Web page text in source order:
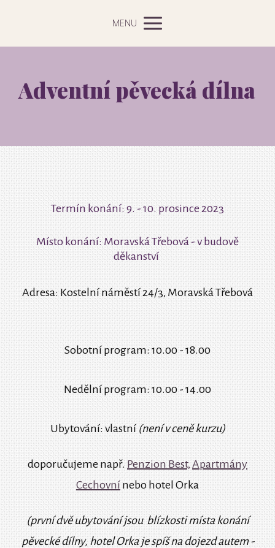
MENU
Adventní pěvecká dílna
Termín konání: 9. - 10. prosince 2023
Místo konání: Moravská Třebová - v budově
děkanství
Adresa: Kostelní náměstí 24/3, Moravská Třebová
Sobotní program: 10.00 - 18.00
Nedělní program: 10.00 - 14.00
Ubytování: vlastní (není v ceně kurzu)
doporučujeme např. Penzion Best, Apartmány
Cechovní nebo hotel Orka
(první dvě ubytování jsou blízkosti místa konání
pěvecké dílny, hotel Orka je spíš na dojezd autem -